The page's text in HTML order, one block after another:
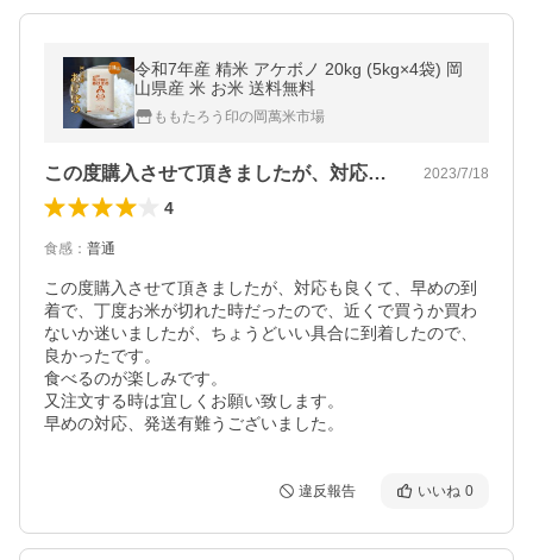
令和7年産 精米 アケボノ 20kg (5kg×4袋) 岡
山県産 米 お米 送料無料
ももたろう印の岡萬米市場
この度購入させて頂きましたが、対応も良… 2023/7/18
4
食感 ： 普通
この度購入させて頂きましたが、対応も良くて、早めの到
着で、丁度お米が切れた時だったので、近くで買うか買わ
ないか迷いましたが、ちょうどいい具合に到着したので、
良かったです。
食べるのが楽しみです。
又注文する時は宜しくお願い致します。
早めの対応、発送有難うございました。
違反報告 いいね 0